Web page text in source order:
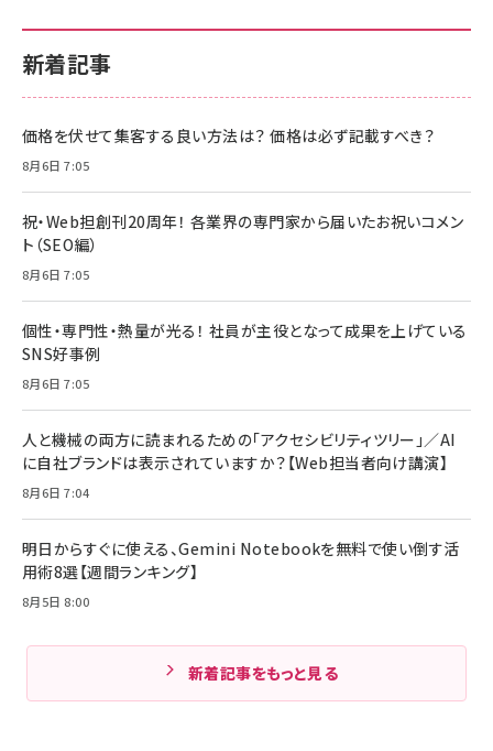
新着記事
価格を伏せて集客する良い方法は？ 価格は必ず記載すべき？
8月6日 7:05
祝・Web担創刊20周年！ 各業界の専門家から届いたお祝いコメン
ト（SEO編）
8月6日 7:05
個性・専門性・熱量が光る！ 社員が主役となって成果を上げている
SNS好事例
8月6日 7:05
人と機械の両方に読まれるための「アクセシビリティツリー」／AI
に自社ブランドは表示されていますか？【Web担当者向け講演】
8月6日 7:04
明日からすぐに使える、Gemini Notebookを無料で使い倒す活
用術8選【週間ランキング】
8月5日 8:00
新着記事をもっと見る